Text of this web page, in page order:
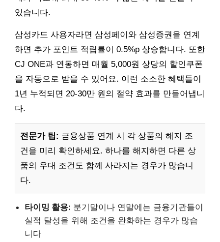
있습니다.
삼성카드 사용자라면 삼성페이와 삼성증권을 연계
하면 추가 포인트 적립률이 0.5%p 상승합니다. 또한
CJ ONE과 연동하면 매월 5,000원 상당의 할인쿠폰
을 자동으로 받을 수 있어요. 이런 소소한 혜택들이
1년 누적되면 20-30만 원의 절약 효과를 만들어냅니
다.
전문가 팁: 금융상품 연계 시 각 상품의 해지 조
건을 미리 확인하세요. 하나를 해지하면 다른 상
품의 우대 조건도 함께 사라지는 경우가 많습니
다.
타이밍 활용: 분기말이나 연말에는 금융기관들이
실적 달성을 위해 조건을 완화하는 경우가 많습
니다